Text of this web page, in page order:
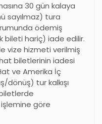
30 gün kalaya
sayılmaz) tura
ödemiş
bileti hariç) iade edilir.
vize hizmeti verilmiş
biletlerinin iadesi
ve Amerika İç
dönüş) tur kalkışı
göre